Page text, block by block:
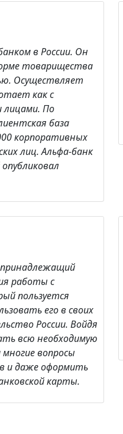
в России. Он
товарищества
Осуществляет
как с
лицами. По
база
корпоративных
лиц. Альфа-банк
работы с
пользуется
его в своих
России. Войдя
всю необходимую
вопросы
и даже оформить
карты.